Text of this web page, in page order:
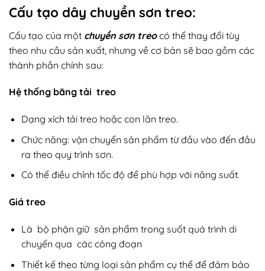
Cấu tạo dây chuyền sơn treo:
Cấu tạo của một chuyền sơn treocó thể thay đổi tùy
theo nhu cầu sản xuất, nhưng về cơ bản sẽ bao gồm các
thành phần chính sau:
Hệ thống băng tải treo
Dạng xích tải treo hoặc con lăn treo.
Chức năng: vận chuyển sản phẩm từ đầu vào đến đầu
ra theo quy trình sơn.
Có thể điều chỉnh tốc độ để phù hợp với năng suất.
Giá treo
Là bộ phận giữ sản phẩm trong suốt quá trình di
chuyển qua các công đoạn
Thiết kế theo từng loại sản phẩm cụ thể để đảm bảo